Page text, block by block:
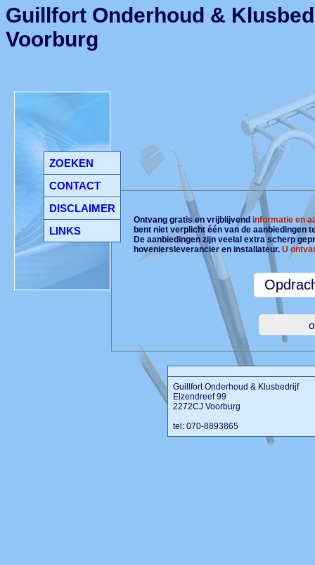
ZOEKEN
CONTACT
DISCLAIMER
LINKS
Guillfort Onderhoud &
Voorburg
Ontvang gratis en vrijblijvendinformatie en
bent niet verplicht één van de aanbiedingen
De aanbiedingen zijn veelal extra scherp
hoveniersleverancier en installateur.U
Guillfort Onderhoud & Klusbedrijf
Elzendreef 99
2272CJ Voorburg
tel: 070-8893865